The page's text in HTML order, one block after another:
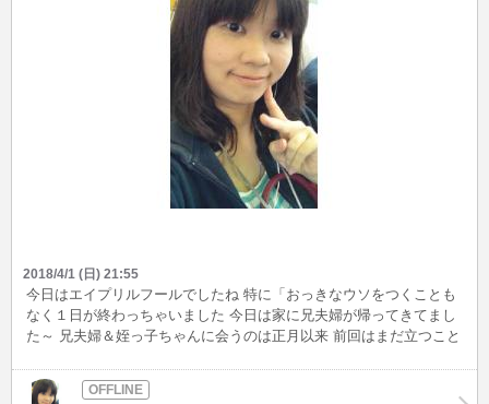
2018/4/1 (日) 21:55
今日はエイプリルフールでしたね 特に「おっきなウソをつくことも
なく１日が終わっちゃいました 今日は家に兄夫婦が帰ってきてまし
た～ 兄夫婦＆姪っ子ちゃんに会うのは正月以来 前回はまだ立つこと
めっちゃかわいかった♪ 近所の公園に、チューリップ見に行ってき
たよ★